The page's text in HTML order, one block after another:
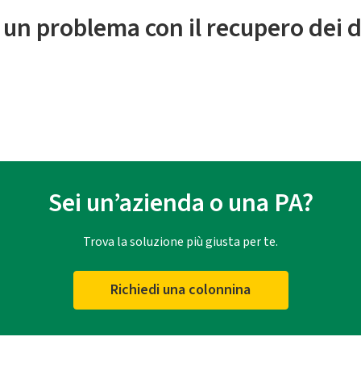
problema con il recupero dei
Sei un’azienda o una PA?
Trova la soluzione più giusta per te.
Richiedi una colonnina